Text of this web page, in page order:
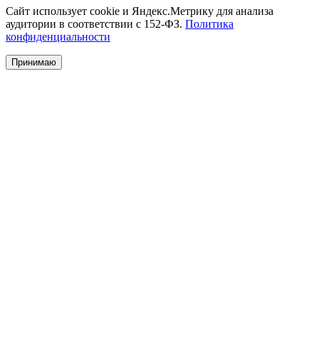
Сайт использует cookie и Яндекс.Метрику для анализа
аудитории в соответствии с 152-ФЗ. Политика
конфиденциальности
Принимаю